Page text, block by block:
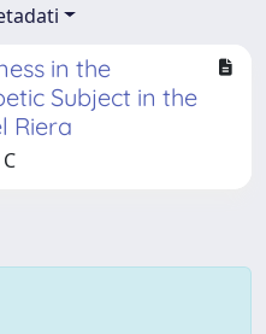
in the
Subject in the
Riera